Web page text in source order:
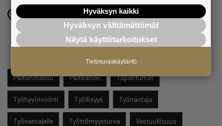
Kioski & Bar Alanteen Helmi, Alanteentie 17, 58700
Palkanmaksu Palkkatuki Tapahtumat
Työhyvinvointi Työllisyys Työnantaja
Työnantajalle Työttömyysturva Vastuullisuus
Hyväksyn kaikki
Hyväksyn välttämättömät
Näytä käyttötarkoitukset
Tietosuojakäytäntö